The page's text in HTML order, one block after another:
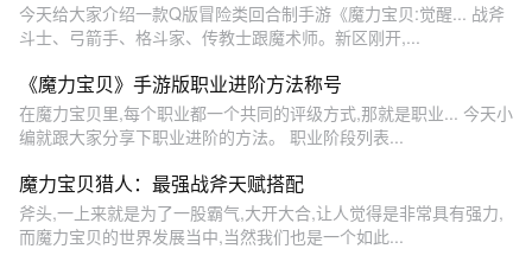
今天给大家介绍一款Q版冒险类回合制手游《魔力宝贝:觉醒... 战斧
斗士、弓箭手、格斗家、传教士跟魔术师。新区刚开,...
《魔力宝贝》手游版职业进阶方法称号
在魔力宝贝里,每个职业都一个共同的评级方式,那就是职业... 今天小
编就跟大家分享下职业进阶的方法。 职业阶段列表...
魔力宝贝猎人：最强战斧天赋搭配
斧头,一上来就是为了一股霸气,大开大合,让人觉得是非常具有强力,
而魔力宝贝的世界发展当中,当然我们也是一个如此...